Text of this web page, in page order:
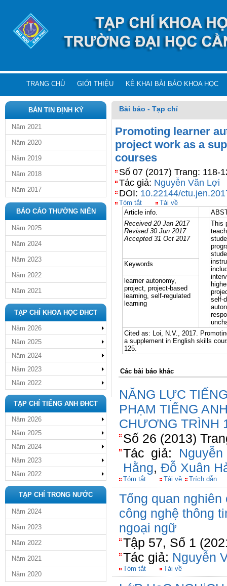
TRANG CHỦ GIỚI THIỆU KÊ KHAI BÀI BÁO KHOA HỌC
BẢN TIN ĐỊNH KỲ
Năm 2021
Năm 2020
Năm 2019
Năm 2018
Năm 2017
BÁO CÁO THƯỜNG NIÊN
Năm 2025
Năm 2024
Năm 2023
Năm 2022
Năm 2021
TẠP CHÍ KHOA HỌC ĐHCT
Năm 2026
Năm 2025
Năm 2024
Năm 2023
Năm 2022
TẠP CHÍ TIẾNG ANH ĐHCT
Năm 2026
Năm 2025
Năm 2024
Năm 2023
Năm 2022
TẠP CHÍ TRONG NƯỚC
Năm 2024
Năm 2023
Năm 2022
Năm 2021
Năm 2020
Bài báo - Tạp chí
Promoting learner
project work as a
courses
Số 07 (2017) Trang: 118-
Tác giả: Nguyễn Văn Lợi
DOI: 10.22144/
Tóm tắt
Tải về
Article info.
Received 20 Jan 2017
Revised 30 Jun 2017
Accepted 31 Oct 2017
This
self-
Keywords
learner autonomy,
project, project-based
learning, self-regulated
learning
Cited as: Loi, N.V., 2017.
a supplement in English skills
125.
Các bài báo khác
NĂNG LỰC
PHẠM TIẾNG
CHƯƠNG TRÌNH
Số 26 (2013)
Tác giả:
Hằng, Đỗ Xuân
Tóm tắt Tải về Trích dẫn
Tổng quan
công nghệ thông
ngoại ngữ
Tập 57, Số 1
Tác giả: Nguyễn
Tóm tắt Tải về